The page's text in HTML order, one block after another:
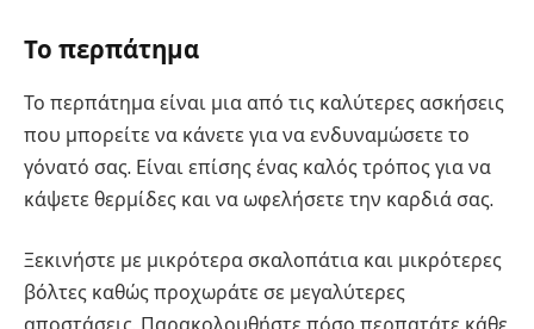
Το περπάτημα
Το περπάτημα είναι μια από τις καλύτερες ασκήσεις
που μπορείτε να κάνετε για να ενδυναμώσετε το
γόνατό σας. Είναι επίσης ένας καλός τρόπος για να
κάψετε θερμίδες και να ωφελήσετε την καρδιά σας.
Ξεκινήστε με μικρότερα σκαλοπάτια και μικρότερες
βόλτες καθώς προχωράτε σε μεγαλύτερες